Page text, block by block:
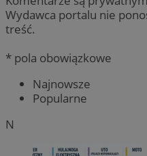
Wydawca portalu nie
treść.
* pola obowiązkowe
Najnowsze
Popularne
N